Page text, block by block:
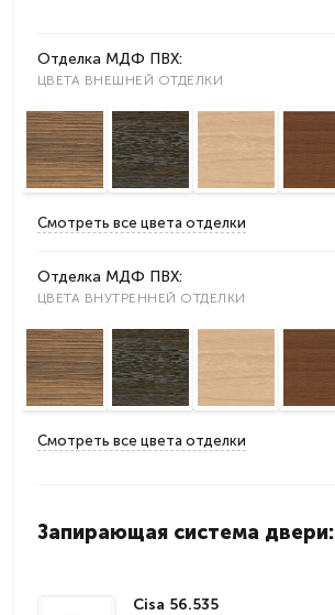
Отделка МДФ ПВХ:
ЦВЕТА ВНЕШНЕЙ ОТДЕЛКИ
Смотреть все цвета отделки
Отделка МДФ ПВХ:
ЦВЕТА ВНУТРЕННЕЙ ОТДЕЛКИ
Смотреть все цвета отделки
Запирающая система двери:
Cisa 56.535